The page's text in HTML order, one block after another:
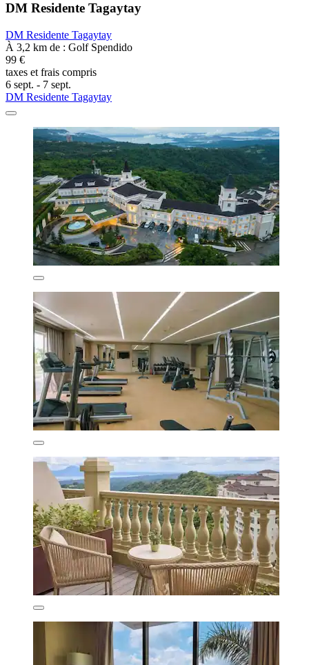
DM Residente Tagaytay
DM Residente Tagaytay
À 3,2 km de : Golf Spendido
99 €
taxes et frais compris
6 sept. - 7 sept.
DM Residente Tagaytay